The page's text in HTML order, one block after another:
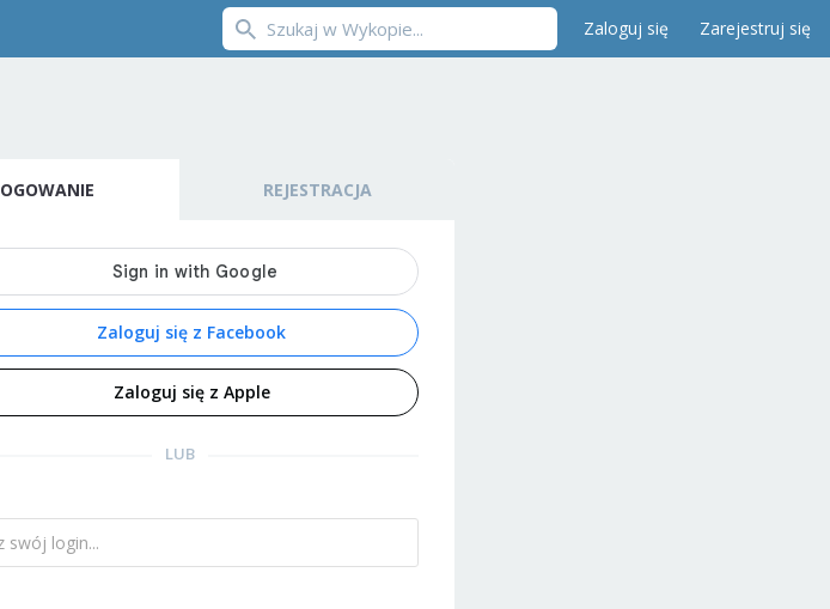
Zaloguj się Zarejestruj się
REJESTRACJA
Zaloguj się z Facebook
Zaloguj się z Apple
LUB